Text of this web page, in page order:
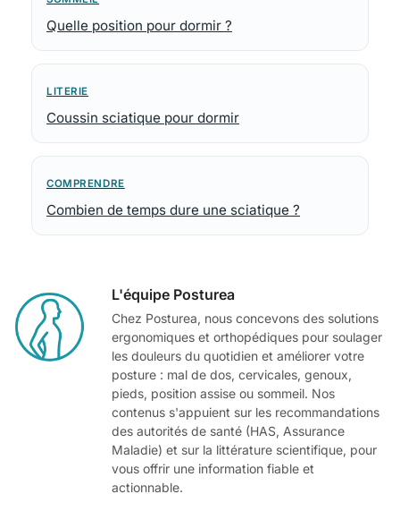
Quelle position pour dormir ?
LITERIE
Coussin sciatique pour dormir
COMPRENDRE
Combien de temps dure une sciatique ?
L'équipe Posturea
Chez Posturea, nous concevons des solutions
ergonomiques et orthopédiques pour soulager
les douleurs du quotidien et améliorer votre
posture : mal de dos, cervicales, genoux,
pieds, position assise ou sommeil. Nos
contenus s'appuient sur les recommandations
des autorités de santé (HAS, Assurance
Maladie) et sur la littérature scientifique, pour
vous offrir une information fiable et
actionnable.